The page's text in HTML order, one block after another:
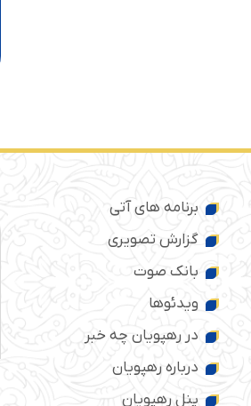
برنامه های آتی
گزارش تصویری
بانک صوت
ویدئوها
در رهپویان چه خبر
درباره رهپویان
پنل رهپویان